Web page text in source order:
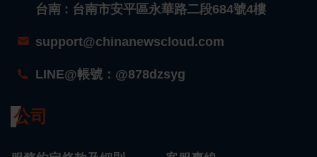
台南 : 台南市安平區永華路二段684號4樓
support@chinanewscloud.com
LINE@帳號：@878dzsyg
公司